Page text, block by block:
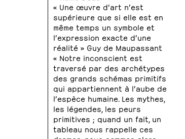
« Une œuvre d’art n’est
supérieure que si elle est en
même temps un symbole et
l’expression exacte d’une
réalité » Guy de Maupassant
« Notre inconscient est
traversé par des archétypes
des grands schémas primitifs
qui appartiennent à l’aube de
l’espèce humaine. Les mythes,
les légendes, les peurs
primitives ; quand un fait, un
tableau nous rappelle ces